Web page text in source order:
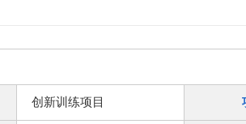
创新训练项目